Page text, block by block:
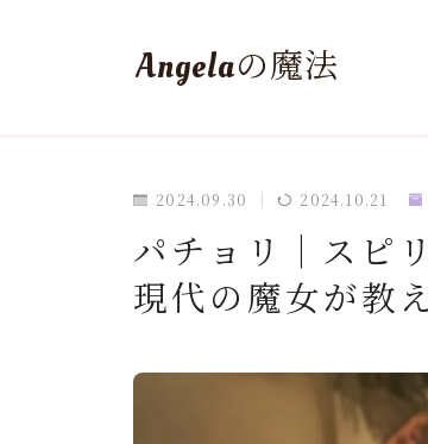
Angelaの魔法
2024.09.30 2024.10.21
パチョリ｜スピ
現代の魔女が教